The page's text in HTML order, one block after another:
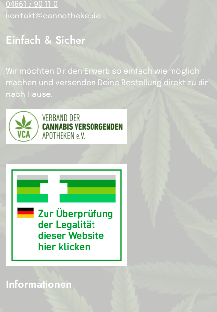
04661 / 90 11 0
kontakt@cannotheke.de
Einfach & Sicher
Wir möchten Dir den Erwerb so einfach wie möglich
machen und versenden Deine Bestellung direkt zu dir
nach Hause.
Informationen